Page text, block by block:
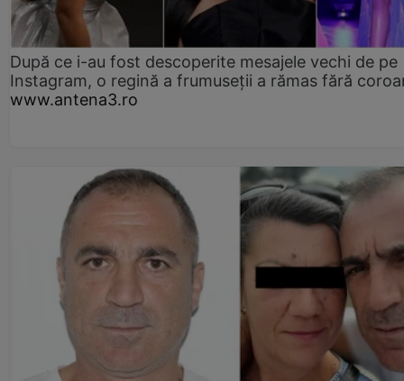
După ce i-au fost descoperite mesajele vechi de pe
Instagram, o regină a frumuseții a rămas fără
www.antena3.ro